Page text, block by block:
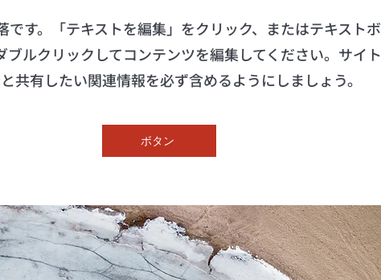
です。「テキストを編集」をクリック、またはテキストボ
ブルクリックしてコンテンツを編集してください。サイト
共有したい関連情報を必ず含めるようにしましょう。
ボタン